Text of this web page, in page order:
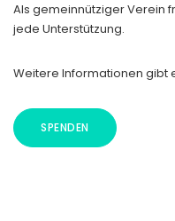
Als gemeinnütziger Verein
jede Unterstützung.
Weitere Informationen gibt
SPENDEN